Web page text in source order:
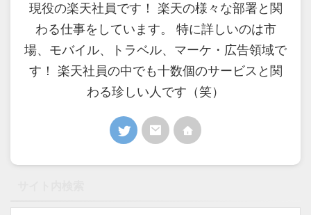
現役の楽天社員です！ 楽天の様々な部署と関
わる仕事をしています。 特に詳しいのは市
場、モバイル、トラベル、マーケ・広告領域で
す！ 楽天社員の中でも十数個のサービスと関
わる珍しい人です（笑）